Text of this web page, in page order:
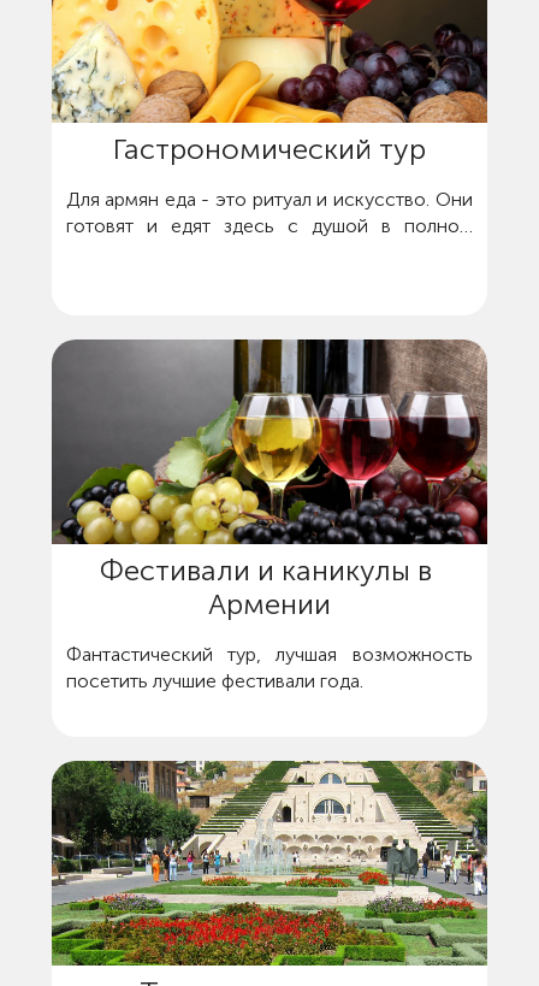
Гастрономический тур
Для армян еда - это ритуал и искусство. Они
готовят и едят здесь с душой в полном
Фестивали и каникулы в
Армении
Фантастический тур, лучшая возможность
посетить лучшие фестивали года.